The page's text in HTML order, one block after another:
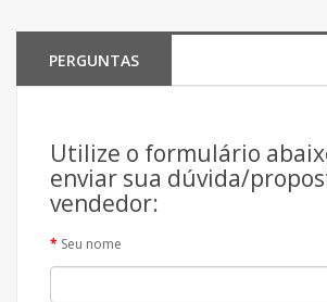
PERGUNTAS
Utilize o formulário
enviar sua dúvida/
vendedor:
Seu nome